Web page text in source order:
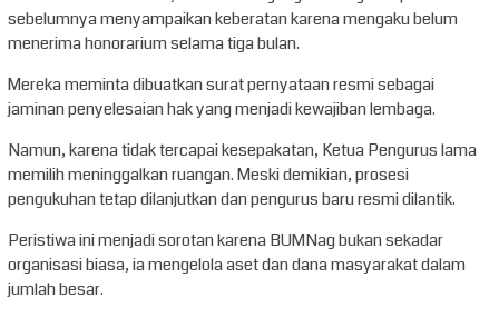
sebelumnya menyampaikan keberatan karena mengaku belum
menerima honorarium selama tiga bulan.
Mereka meminta dibuatkan surat pernyataan resmi sebagai
jaminan penyelesaian hak yang menjadi kewajiban lembaga.
Namun, karena tidak tercapai kesepakatan, Ketua Pengurus lama
memilih meninggalkan ruangan. Meski demikian, prosesi
pengukuhan tetap dilanjutkan dan pengurus baru resmi dilantik.
Peristiwa ini menjadi sorotan karena BUMNag bukan sekadar
organisasi biasa, ia mengelola aset dan dana masyarakat dalam
jumlah besar.